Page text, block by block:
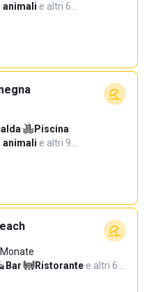
animali·e altri 6…
· Piscina·
animali·e altri 9…
Bar· Ristorante·e altri 6…